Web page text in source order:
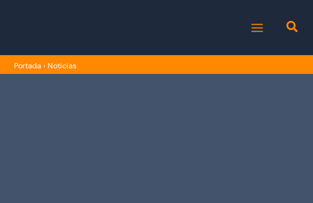
MENU
Portada › Noticias